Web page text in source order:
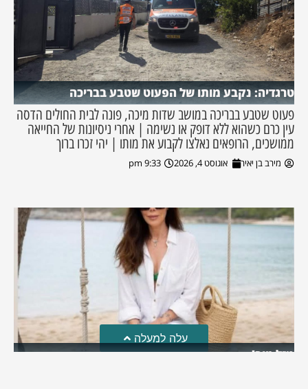
טרגדיה: נקבע מותו של הפעוט שטבע בבריכה
פעוט שטבע בבריכה במושב שדות מיכה, פונה לבית החולים הדסה
עין כרם כשהוא ללא דופק או נשימה | אחרי ניסיונות של החייאה
ממושכים, הרופאים נאלצו לקבוע את מותו | יהי זכרו ברוך
מירב בן יאיר אוגוסט 4, 2026 9:33 pm
מזל טוב!
עלה למעלה